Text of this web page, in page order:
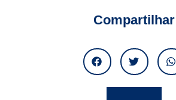
Compartilhar